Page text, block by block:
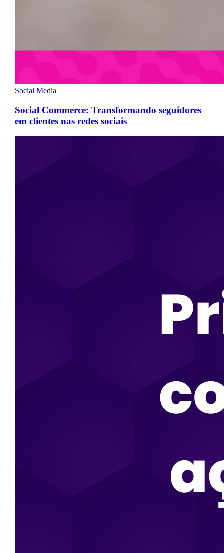
Social Media
Social Commerce: Transformando seguidores
em clientes nas redes sociais